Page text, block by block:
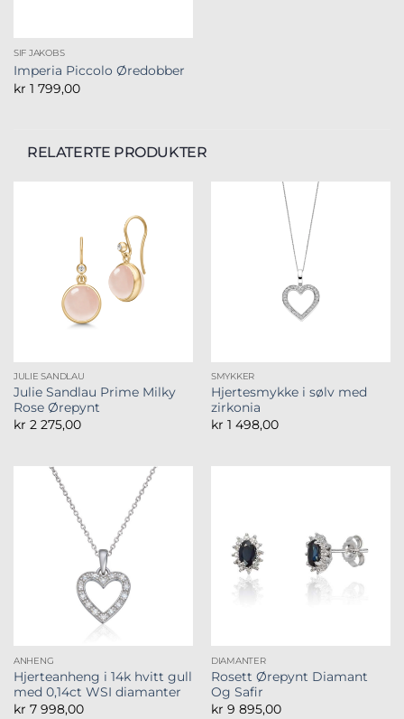
SIF JAKOBS
Imperia Piccolo Øredobber
kr 1 799,00
RELATERTE PRODUKTER
JULIE SANDLAU
Julie Sandlau Prime Milky
Rose Ørepynt
kr 2 275,00
SMYKKER
Hjertesmykke i sølv med
zirkonia
kr 1 498,00
ANHENG
Hjerteanheng i 14k hvitt gull
med 0,14ct WSI diamanter
kr 7 998,00
DIAMANTER
Rosett Ørepynt Diamant
Og Safir
kr 9 895,00